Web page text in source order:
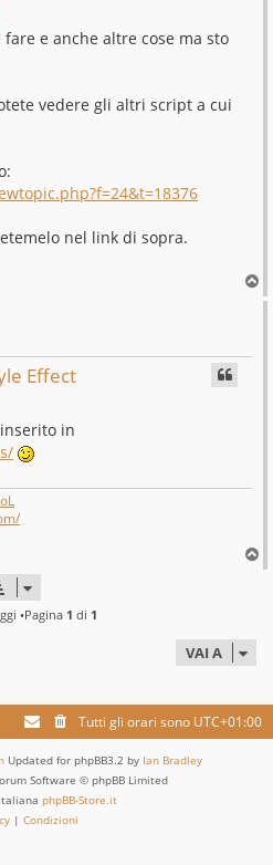
e anche altre cose ma sto
vedere gli altri script a cui
nel link di sopra.
o
Effect
in
o
•Pagina 1 di 1
VAI A
Tutti gli orari sono UTC+01:00
Updated for phpBB3.2 by Ian Bradley
Software © phpBB Limited
phpBB-Store.it
| Condizioni